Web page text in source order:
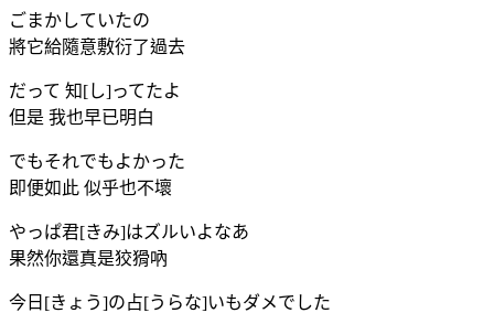
ごまかしていたの
將它給隨意敷衍了過去
だって 知[し]ってたよ
但是 我也早已明白
でもそれでもよかった
即便如此 似乎也不壞
やっぱ君[きみ]はズルいよなあ
果然你還真是狡猾吶
今日[きょう]の占[うらな]いもダメでした